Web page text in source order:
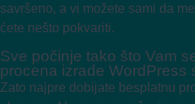
savršeno, a vi možete sami da
ćete nešto pokvariti.
Sve počinje tako što Vam
procena izrade WordPress
Zato najpre dobijate besplatnu